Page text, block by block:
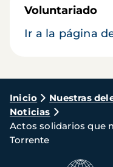
Voluntariado
Ir a la página
Ruta
de
navegación
Inicio Nuestras
Noticias
Actos solidarios que
Torrente